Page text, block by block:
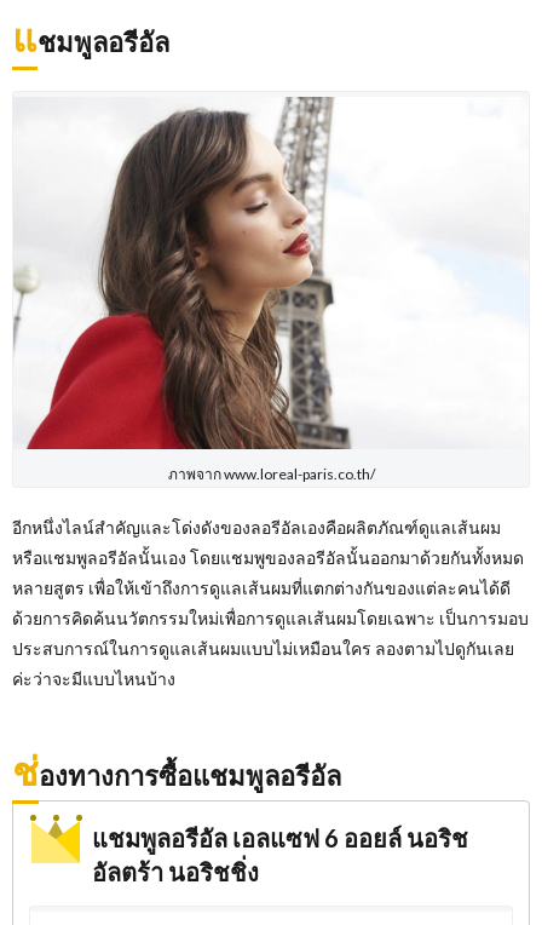
แชมพูลอรีอัล
ภาพจาก www.loreal-paris.co.th/
อีกหนึ่งไลน์สำคัญและโด่งดังของลอรีอัลเองคือผลิตภัณฑ์ดูแลเส้นผม
หรือแชมพูลอรีอัลนั้นเอง โดยแชมพูของลอรีอัลนั้นออกมาด้วยกันทั้งหมด
หลายสูตร เพื่อให้เข้าถึงการดูแลเส้นผมที่แตกต่างกันของแต่ละคนได้ดี
ด้วยการคิดค้นนวัตกรรมใหม่เพื่อการดูแลเส้นผมโดยเฉพาะ เป็นการมอบ
ประสบการณ์ในการดูแลเส้นผมแบบไม่เหมือนใคร ลองตามไปดูกันเลย
ค่ะว่าจะมีแบบไหนบ้าง
ช่องทางการซื้อแชมพูลอรีอัล
แชมพูลอรีอัล เอลแซฟ 6 ออยล์ นอริช
อัลตร้า นอริชชิ่ง